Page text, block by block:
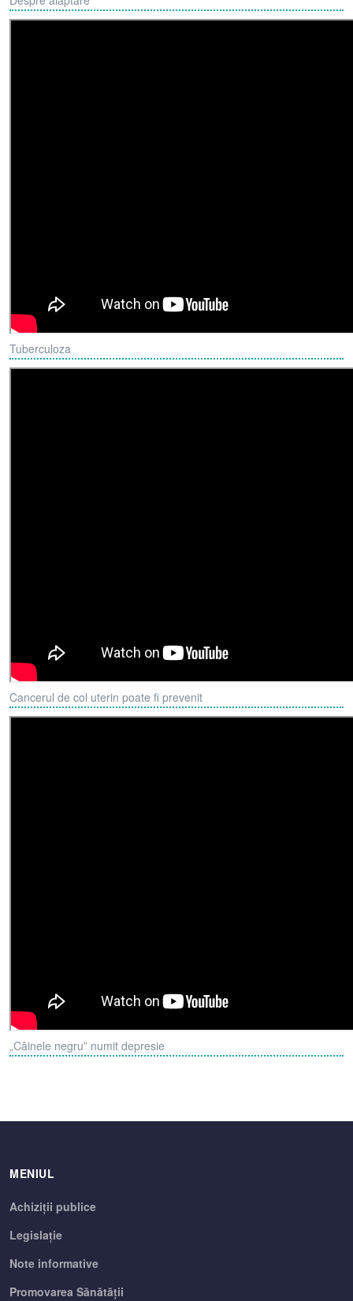
Tuberculoza
Cancerul de col uterin poate fi prevenit
„Câinele negru” numit depresie
MENIUL
Achiziții publice
Legislație
Note informative
Promovarea Sănătății